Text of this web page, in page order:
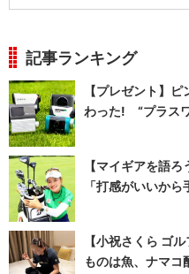
記事ランキング
【プレゼント】
わった! “プラス
【マイギアを語
「打感がいいから
【小祝さくら ゴ
ものは魚、ナマコ